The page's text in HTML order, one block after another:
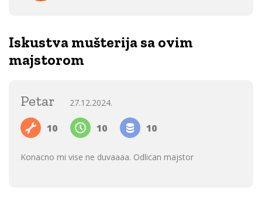
Iskustva mušterija sa ovim
majstorom
Petar 27.12.2024.
10 10 10
Konacno mi vise ne duvaaaa. Odlican majstor